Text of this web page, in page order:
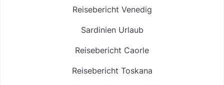
Reisebericht Venedig
Sardinien Urlaub
Reisebericht Caorle
Reisebericht Toskana